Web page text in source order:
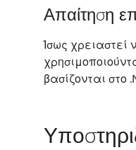
Απαίτηση
Ίσως
βασίζονται